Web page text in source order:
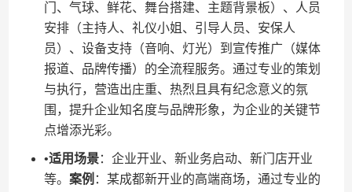
门、气球、鲜花、舞台搭建、主题背景板）、人员
安排（主持人、礼仪小姐、引导人员、安保人
员）、设备支持（音响、灯光）到宣传推广（媒体
报道、品牌传播）的全流程服务。通过专业的策划
与执行，营造出庄重、热烈且具有纪念意义的氛
围，提升企业知名度与品牌形象，为企业的关键节
点增添光彩。
•​​适用场景​​：企业开业、新业务启动、新门店开业
等。​ ​案例​ ​：某成都新开业的高端商场，通过专业的